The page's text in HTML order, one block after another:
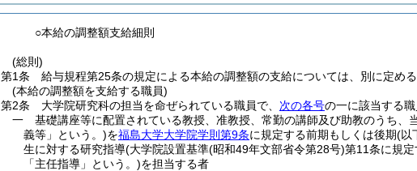
○本給の調整額支給細則
(総則)
第1条
給与規程第25条の規定による本給の調整額の支給については、別に定め
(本給の調整額を支給する職員)
第2条
大学院研究科の担当を命ぜられている職員で、 次の各号の一に該当する職
一
基礎講座等に配置されている教授、准教授、常勤の講師及び助教のうち
義等」という。)を福島大学大学院学則第9条に規定する前期もしくは後期(以
生に対する研究指導(大学院設置基準(昭和49年文部省令第28号)第11条に規
「主任指導」という。)を担当する者